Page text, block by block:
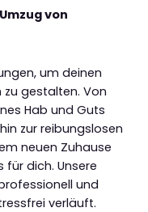
von
um deinen
zu gestalten. Von
Hab und Guts
zur reibungslosen
neuen Zuhause
für dich. Unsere
und
verläuft.